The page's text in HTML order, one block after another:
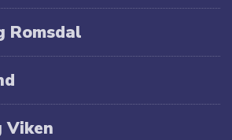
Romsdal
Viken